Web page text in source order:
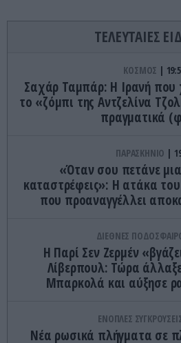
ΤΕΛΕΥΤΑΙΕΣ
ΚΟΣΜΟΣ
Σαχάρ Ταμπάρ: Η Ιρανή που
το «ζόμπι της Αντζελίνα
πραγματικά
ΠΑΡΑΣΚΗΝΙΟ
«Όταν σου πετάνε
καταστρέφεις»: Η ατάκα
που προαναγγέλλει
ΔΙΕΘΝΕΣ
H Παρί Σεν Ζερμέν
Λίβερπουλ: Τώρα
Μπαρκολά και αύξησε
ΕΝΟΠΛΕΣ
Νέα ρωσικά πλήγματα σε